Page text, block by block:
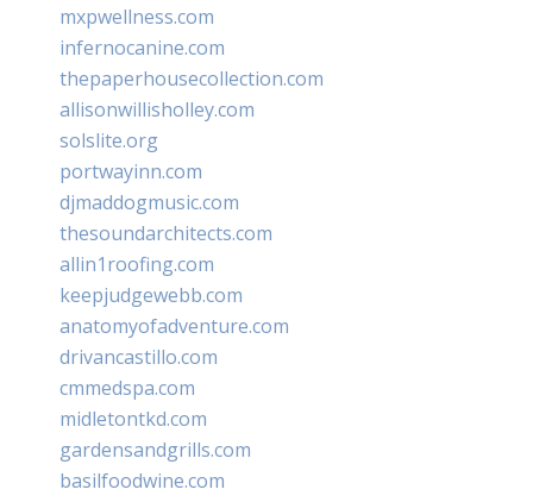
mxpwellness.com
infernocanine.com
thepaperhousecollection.com
allisonwillisholley.com
solslite.org
portwayinn.com
djmaddogmusic.com
thesoundarchitects.com
allin1roofing.com
keepjudgewebb.com
anatomyofadventure.com
drivancastillo.com
cmmedspa.com
midletontkd.com
gardensandgrills.com
basilfoodwine.com